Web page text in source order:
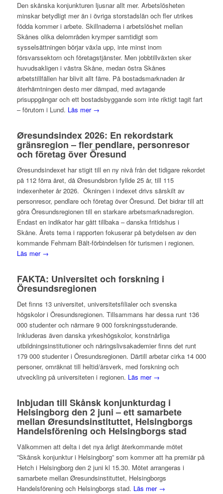
Den skånska konjunkturen ljusnar allt mer. Arbetslösheten
minskar betydligt mer än i övriga storstadslän och fler utrikes
födda kommer i arbete. Skillnaderna i arbetslöshet mellan
Skånes olika delområden krymper samtidigt som
sysselsättningen börjar växla upp, inte minst inom
försvarssektorn och företagstjänster. Men jobbtillväxten sker
huvudsakligen i västra Skåne, medan östra Skånes
arbetstillfällen har blivit allt färre. På bostadsmarknaden är
återhämtningen desto mer dämpad, med avtagande
prisuppgångar och ett bostadsbyggande som inte riktigt tagit fart
– förutom i Lund. Läs mer →
Øresundsindex 2026: En rekordstark
gränsregion – fler pendlare, personresor
och företag över Öresund
Øresundsindexet har stigit till en ny nivå från det tidigare rekordet
på 112 förra året, då Øresundsbron fyllde 25 år, till 115
indexenheter år 2026. Ökningen i indexet drivs särskilt av
personresor, pendlare och företag över Öresund. Det bidrar till att
göra Öresundsregionen till en starkare arbetsmarknadsregion.
Endast en indikator har gått tillbaka – danska fritidshus i
Skåne. Årets tema i rapporten fokuserar på betydelsen av den
kommande Fehmarn Bält-förbindelsen för turismen i regionen.
Läs mer →
FAKTA: Universitet och forskning i
Öresundsregionen
Det finns 13 universitet, universitetsfilialer och svenska
högskolor i Öresundsregionen. Tillsammans har dessa runt 136
000 studenter och närmare 9 000 forskningsstuderande.
Inkluderas även danska yrkeshögskolor, konstnärliga
utbildningsinstitutioner och näringslivsakademier finns det runt
179 000 studenter i Öresundsregionen. Därtill arbetar cirka 14 000
personer, omräknat till heltid/årsverk, med forskning och
utveckling på universiteten i regionen. Läs mer →
Inbjudan till Skånsk konjunkturdag i
Helsingborg den 2 juni – ett samarbete
mellan Øresundsinstituttet, Helsingborgs
Handelsförening och Helsingborgs stad
Välkommen att delta i det nya årligt återkommande mötet
”Skånsk konjunktur i Helsingborg” som kommer att ha premiär på
Hetch i Helsingborg den 2 juni kl 15.30. Mötet arrangeras i
samarbete mellan Øresundsinstituttet, Helsingborgs
Handelsförening och Helsingborgs stad. Läs mer →